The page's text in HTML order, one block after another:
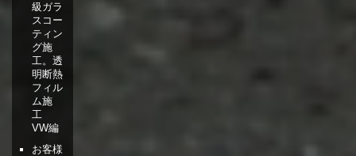
級ガラ
スコー
ティン
グ施
工。透
明断熱
フィル
ム施
工
VW編
お客様